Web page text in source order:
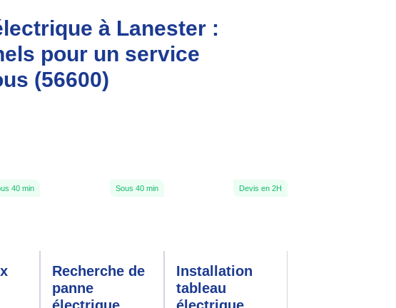
à Lanester :
pour un service
(56600)
40 min Sous 40 min
Recherche de
panne
Devis en 2H
Installation
tableau